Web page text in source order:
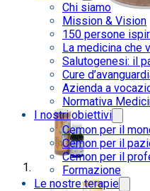
Chi siamo
Mission & Vision
150 persone
La medicina che
Salutogenesi: il
Cure
Azienda a
Normativa
I nostri obiettivi
Cemon per il
Cemon per il
Cemon per il
Formazione
Le nostre terapie